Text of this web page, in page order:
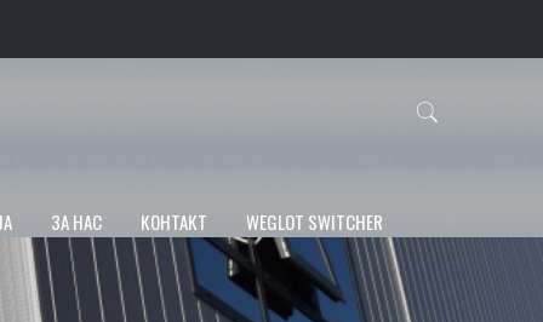
ЗА НАС КОНТАКТ WEGLOT SWITCHER